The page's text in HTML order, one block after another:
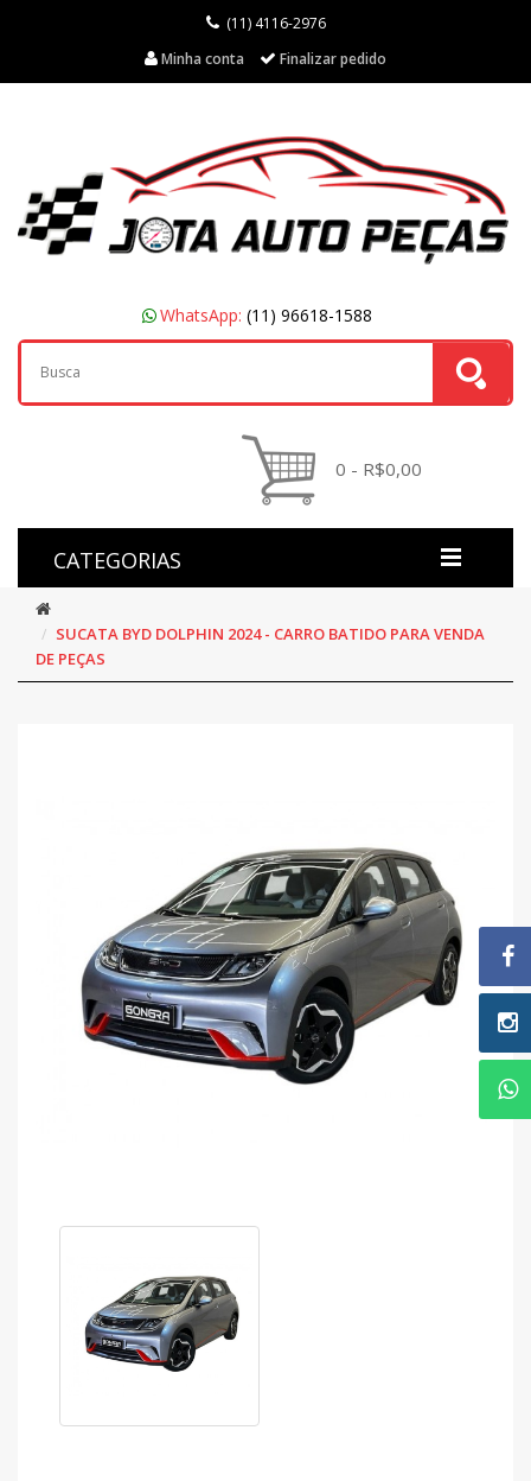
(11) 4116-2976
Minha conta
Finalizar pedido
WhatsApp: (11) 96618-1588
0 - R$0,00
CATEGORIAS
SUCATA BYD DOLPHIN 2024 - CARRO BATIDO PARA VENDA
DE PEÇAS